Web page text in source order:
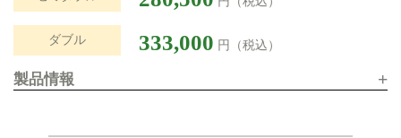
ダブル 333,000 円（税込）
製品情報 +